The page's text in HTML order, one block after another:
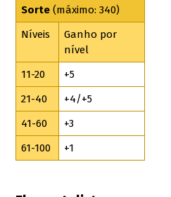
Sorte(máximo: 340)
Níveis
Ganho por
nível
11-20
+5
21-40
+4/+5
41-60
+3
61-100
+1